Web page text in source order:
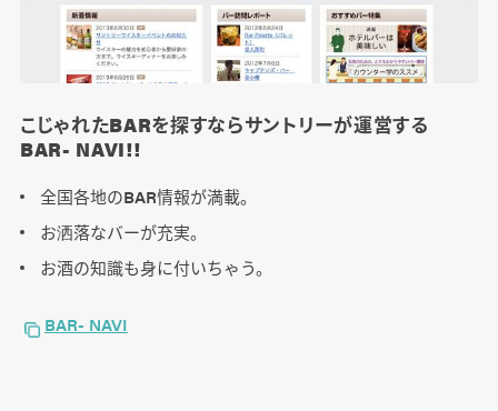
こじゃれたBARを探すならサントリーが運営する
BAR- NAVI!!
全国各地のBAR情報が満載。
お洒落なバーが充実。
お酒の知識も身に付いちゃう。
BAR- NAVI